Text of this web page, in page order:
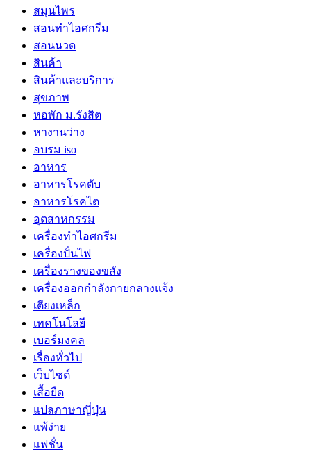
สมุนไพร
สอนทำไอศกรีม
สอนนวด
สินค้า
สินค้าและบริการ
สุขภาพ
หอพัก ม.รังสิต
หางานว่าง
อบรม iso
อาหาร
อาหารโรคตับ
อาหารโรคไต
อุตสาหกรรม
เครื่องทำไอศกรีม
เครื่องปั่นไฟ
เครื่องรางของขลัง
เครื่องออกกำลังกายกลางแจ้ง
เตียงเหล็ก
เทคโนโลยี
เบอร์มงคล
เรื่องทั่วไป
เว็บไซต์
เสื้อยืด
แปลภาษาญี่ปุ่น
แพ้ง่าย
แฟชั่น